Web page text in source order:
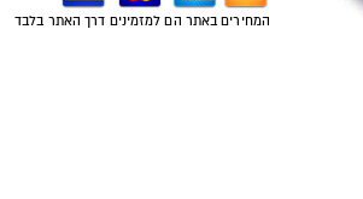
המחירים באתר הם למזמינים דרך האתר בלבד